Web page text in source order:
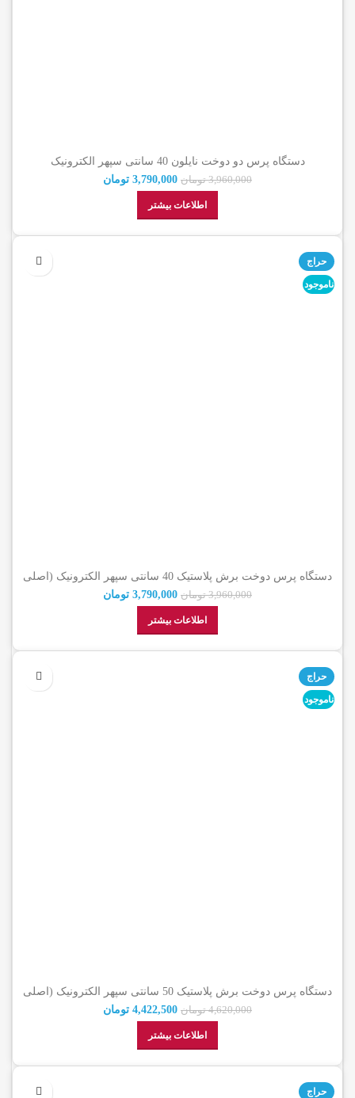
دستگاه پرس دو دوخت نایلون 40 سانتی سپهر الکترونیک
3,960,000 تومان 3,790,000 تومان
اطلاعات بیشتر
حراج
ناموجود
دستگاه پرس دوخت برش پلاستیک 40 سانتی سپهر الکترونیک (اصلی
شرکتی)
3,960,000 تومان 3,790,000 تومان
اطلاعات بیشتر
حراج
ناموجود
دستگاه پرس دوخت برش پلاستیک 50 سانتی سپهر الکترونیک (اصلی
شرکتی)
4,620,000 تومان 4,422,500 تومان
اطلاعات بیشتر
حراج